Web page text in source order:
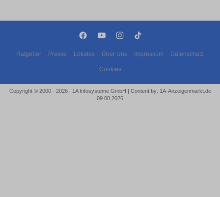
Ratgeber Presse Lokales Über Uns Impressum Datenschutz
Cookies
Copyright © 2000 - 2026 | 1A Infosysteme GmbH | Content by: 1A-Anzeigenmarkt.de
09.08.2026